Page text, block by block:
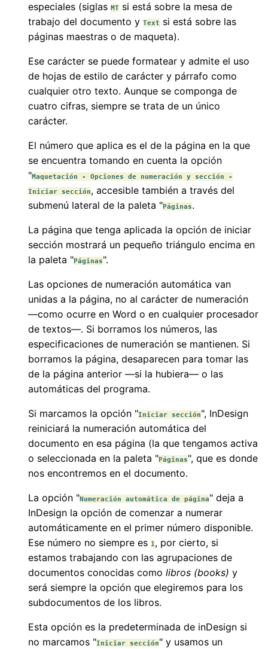
especiales (siglas MT si está sobre la mesa de
trabajo del documento y Text si está sobre las
páginas maestras o de maqueta).
Ese carácter se puede formatear y admite el uso
de hojas de estilo de carácter y párrafo como
cualquier otro texto. Aunque se componga de
cuatro cifras, siempre se trata de un único
carácter.
El número que aplica es el de la página en la que
se encuentra tomando en cuenta la opción
"Maquetación - Opciones de numeración y sección -
Iniciar sección, accesible también a través del
submenú lateral de la paleta "Páginas.
La página que tenga aplicada la opción de iniciar
sección mostrará un pequeño triángulo encima en
la paleta "Páginas".
Las opciones de numeración automática van
unidas a la página, no al carácter de numeración
—como ocurre en Word o en cualquier procesador
de textos—. Si borramos los números, las
especificaciones de numeración se mantienen. Si
borramos la página, desaparecen para tomar las
de la página anterior —si la hubiera— o las
automáticas del programa.
Si marcamos la opción "Iniciar sección", InDesign
reiniciará la numeración automática del
documento en esa página (la que tengamos activa
o seleccionada en la paleta "Páginas", que es donde
nos encontremos en el documento.
La opción "Numeración automática de página" deja a
InDesign la opción de comenzar a numerar
automáticamente en el primer número disponible.
Ese número no siempre es 1, por cierto, si
estamos trabajando con las agrupaciones de
documentos conocidas como libros (books) y
será siempre la opción que elegiremos para los
subdocumentos de los libros.
Esta opción es la predeterminada de inDesign si
no marcamos "Iniciar sección" y usamos un